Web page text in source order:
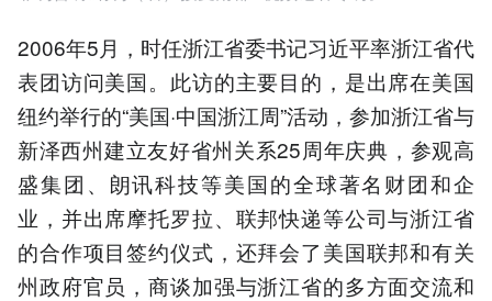
2006年5月，时任浙江省委书记习近平率浙江省代
表团访问美国。此访的主要目的，是出席在美国
纽约举行的“美国·中国浙江周”活动，参加浙江省与
新泽西州建立友好省州关系25周年庆典，参观高
盛集团、朗讯科技等美国的全球著名财团和企
业，并出席摩托罗拉、联邦快递等公司与浙江省
的合作项目签约仪式，还拜会了美国联邦和有关
州政府官员，商谈加强与浙江省的多方面交流和